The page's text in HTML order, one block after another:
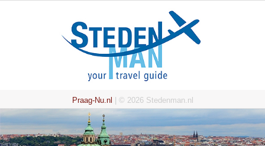
Praag-Nu.nl | © 2026 Stedenman.nl